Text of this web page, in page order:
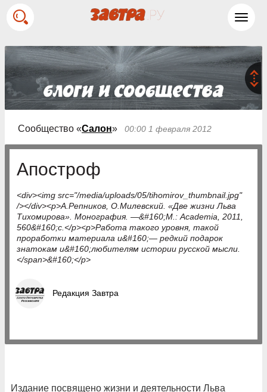
Сообщество «Салон» 00:00 1 февраля 2012
Апостроф
<div><img src="/media/uploads/05/tihomirov_thumbnail.jpg"
/></div><p>А.Репников, О.Милевский. «Две жизни Льва
Тихомирова». Монография. —&#160;М.: Academia, 2011,
560&#160;с.</p><p>Работа такого уровня, такой
проработки материала и&#160;— редкий подарок
знатокам и&#160;любителям истории русской мысли.
</span>&#160;</p>
Редакция Завтра
Издание посвящено жизни и деятельности Льва